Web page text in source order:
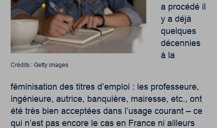
Crédits : Getty images
a procédé il
y a déjà
quelques
décennies
à la
féminisation des titres d’emploi : les professeure,
ingénieure, autrice, banquière, mairesse, etc., ont
été très bien acceptées dans l’usage courant – ce
qui n’est pas encore le cas en France ni ailleurs